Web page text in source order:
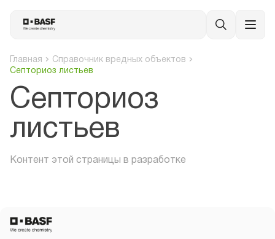
Главная
Справочник вредных объектов
Септориоз листьев
Септориоз
листьев
Контент этой страницы в разработке